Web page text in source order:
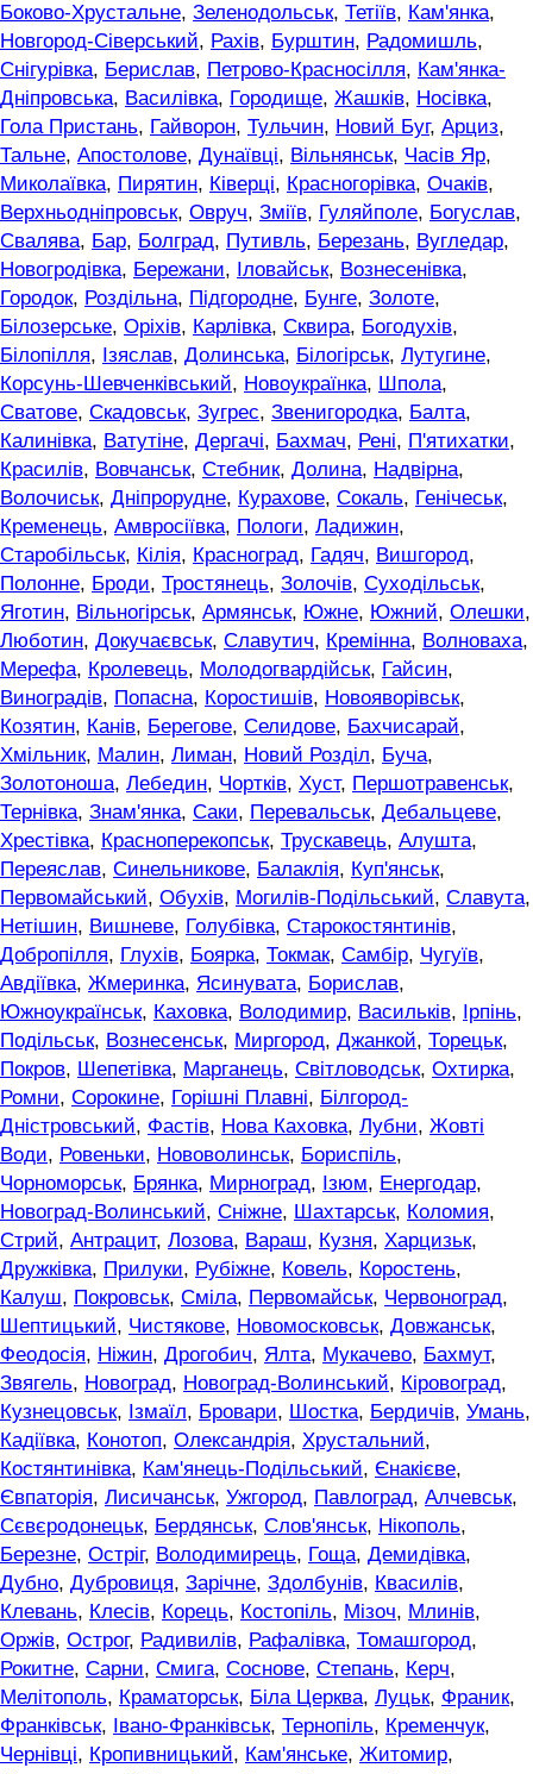
Боково-Хрустальне, Зеленодольськ, Тетіїв, Кам'янка,
Новгород-Сіверський, Рахів, Бурштин, Радомишль,
Снігурівка, Берислав, Петрово-Красносілля, Кам'янка-
Дніпровська, Василівка, Городище, Жашків, Носівка,
Гола Пристань, Гайворон, Тульчин, Новий Буг, Арциз,
Тальне, Апостолове, Дунаївці, Вільнянськ, Часів Яр,
Миколаївка, Пирятин, Ківерці, Красногорівка, Очаків,
Верхньодніпровськ, Овруч, Зміїв, Гуляйполе, Богуслав,
Свалява, Бар, Болград, Путивль, Березань, Вугледар,
Новогродівка, Бережани, Іловайськ, Вознесенівка,
Городок, Роздільна, Підгородне, Бунге, Золоте,
Білозерське, Оріхів, Карлівка, Сквира, Богодухів,
Білопілля, Ізяслав, Долинська, Білогірськ, Лутугине,
Корсунь-Шевченківський, Новоукраїнка, Шпола,
Сватове, Скадовськ, Зугрес, Звенигородка, Балта,
Калинівка, Ватутіне, Дергачі, Бахмач, Рені, П'ятихатки,
Красилів, Вовчанськ, Стебник, Долина, Надвірна,
Волочиськ, Дніпрорудне, Курахове, Сокаль, Генічеськ,
Кременець, Амвросіївка, Пологи, Ладижин,
Старобільськ, Кілія, Красноград, Гадяч, Вишгород,
Полонне, Броди, Тростянець, Золочів, Суходільськ,
Яготин, Вільногірськ, Армянськ, Южне, Южний, Олешки,
Люботин, Докучаєвськ, Славутич, Кремінна, Волноваха,
Мерефа, Кролевець, Молодогвардійськ, Гайсин,
Виноградів, Попасна, Коростишів, Новояворівськ,
Козятин, Канів, Берегове, Селидове, Бахчисарай,
Хмільник, Малин, Лиман, Новий Розділ, Буча,
Золотоноша, Лебедин, Чортків, Хуст, Першотравенськ,
Тернівка, Знам'янка, Саки, Перевальськ, Дебальцеве,
Хрестівка, Красноперекопськ, Трускавець, Алушта,
Переяслав, Синельникове, Балаклія, Куп'янськ,
Первомайський, Обухів, Могилів-Подільський, Славута,
Нетішин, Вишневе, Голубівка, Старокостянтинів,
Добропілля, Глухів, Боярка, Токмак, Самбір, Чугуїв,
Авдіївка, Жмеринка, Ясинувата, Борислав,
Южноукраїнськ, Каховка, Володимир, Васильків, Ірпінь,
Подільськ, Вознесенськ, Миргород, Джанкой, Торецьк,
Покров, Шепетівка, Марганець, Світловодськ, Охтирка,
Ромни, Сорокине, Горішні Плавні, Білгород-
Дністровський, Фастів, Нова Каховка, Лубни, Жовті
Води, Ровеньки, Нововолинськ, Бориспіль,
Чорноморськ, Брянка, Мирноград, Ізюм, Енергодар,
Новоград-Волинський, Сніжне, Шахтарськ, Коломия,
Стрий, Антрацит, Лозова, Вараш, Кузня, Харцизьк,
Дружківка, Прилуки, Рубіжне, Ковель, Коростень,
Калуш, Покровськ, Сміла, Первомайськ, Червоноград,
Шептицький, Чистякове, Новомосковськ, Довжанськ,
Феодосія, Ніжин, Дрогобич, Ялта, Мукачево, Бахмут,
Звягель, Новоград, Новоград-Волинський, Кіровоград,
Кузнецовськ, Ізмаїл, Бровари, Шостка, Бердичів, Умань,
Кадіївка, Конотоп, Олександрія, Хрустальний,
Костянтинівка, Кам'янець-Подільський, Єнакієве,
Євпаторія, Лисичанськ, Ужгород, Павлоград, Алчевськ,
Сєвєродонецьк, Бердянськ, Слов'янськ, Нікополь,
Березне, Остріг, Володимирець, Гоща, Демидівка,
Дубно, Дубровиця, Зарічне, Здолбунів, Квасилів,
Клевань, Клесів, Корець, Костопіль, Мізоч, Млинів,
Оржів, Острог, Радивилів, Рафалівка, Томашгород,
Рокитне, Сарни, Смига, Соснове, Степань, Керч,
Мелітополь, Краматорськ, Біла Церква, Луцьк, Франик,
Франківськ, Івано-Франківськ, Тернопіль, Кременчук,
Чернівці, Кропивницький, Кам'янське, Житомир,